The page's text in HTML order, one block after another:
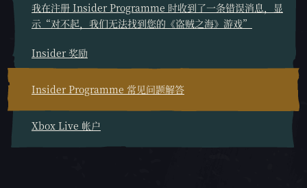
我在注册 Insider Programme 时收到了一条错误消息，显
示“对不起，我们无法找到您的《盗贼之海》游戏”
Insider 奖励
Insider Programme 常见问题解答
Xbox Live 帐户